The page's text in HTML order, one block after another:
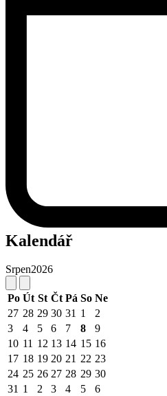
Kalendář
Srpen2026
Po Út St Čt Pá So Ne
27 28 29 30 31 1
2
3
4 5 6 7 8
9
10 11 12 13 14 15 16
17 18 19 20 21 22 23
24 25 26 27 28 29 30
31 1 2 3 4 5 6